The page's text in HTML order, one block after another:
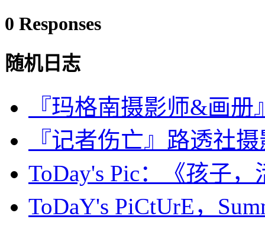
0 Responses
随机日志
『玛格南摄影师&画册
『记者伤亡』路透社
ToDay's Pic：《孩子，
ToDaY's PiCtUrE，